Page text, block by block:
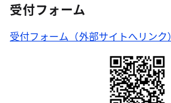
受付フォーム
受付フォーム（外部サイトへリンク）